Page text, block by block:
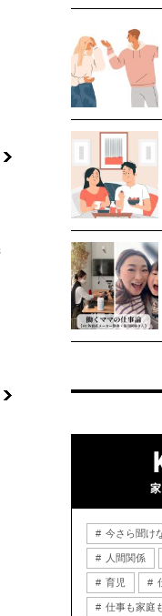
今さら聞け
人間関係
育児
仕事も家庭